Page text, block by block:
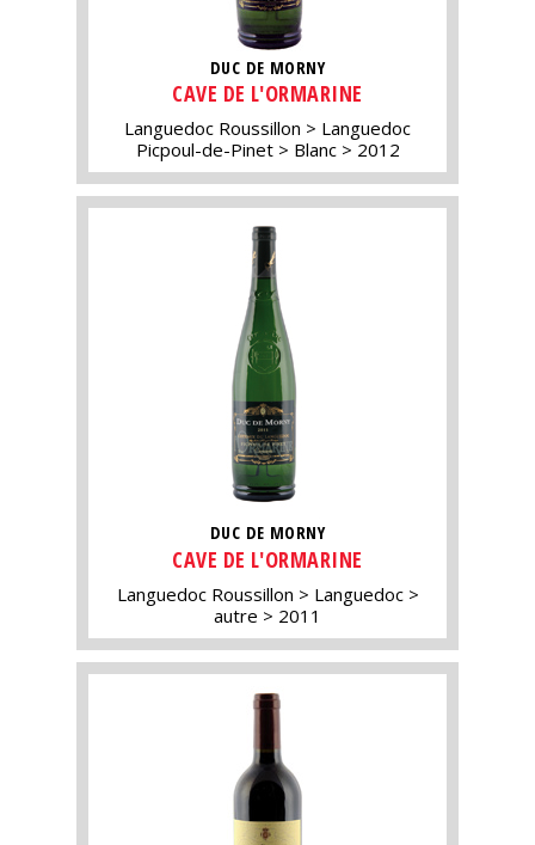
DUC DE MORNY
CAVE DE L'ORMARINE
Languedoc Roussillon
Languedoc
Picpoul-de-Pinet
Blanc 2012
DUC DE MORNY
CAVE DE L'ORMARINE
Languedoc Roussillon
Languedoc
autre
2011